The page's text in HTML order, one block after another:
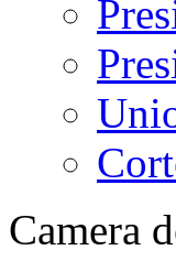
Camera